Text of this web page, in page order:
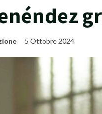
5 Ottobre 2024